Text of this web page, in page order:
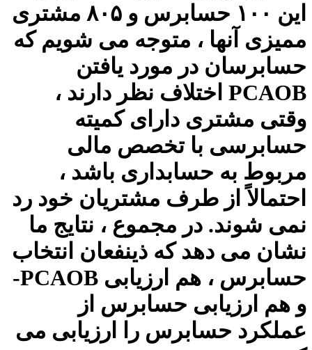
این ۱۰۰ حسابرس و ۸۰۵ مشتری
ممیزی آنها ، متوجه می شویم که
حسابرسان در مورد یافتن
PCAOB اختلاف نظر دارند ،
وقتی مشتری دارای کمیته
حسابرسی با تخصص مالی
مربوط به حسابداری باشد ،
احتمالاً از طرف مشتریان خود رد
نمی شوند. در مجموع ، نتایج ما
نشان می دهد که ذینفعان انتخاب
حسابرس ، هم ارزیابی PCAOB-
و هم ارزیابی حسابرس از
عملکرد حسابرس را ارزیابی می